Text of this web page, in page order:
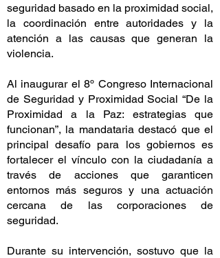
seguridad basado en la proximidad social,
la coordinación entre autoridades y la
atención a las causas que generan la
violencia.
Al inaugurar el 8º Congreso Internacional
de Seguridad y Proximidad Social “De la
Proximidad a la Paz: estrategias que
funcionan”, la mandataria destacó que el
principal desafío para los gobiernos es
fortalecer el vínculo con la ciudadanía a
través de acciones que garanticen
entornos más seguros y una actuación
cercana de las corporaciones de
seguridad.
Durante su intervención, sostuvo que la